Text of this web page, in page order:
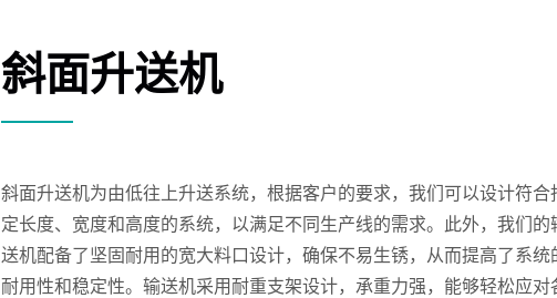
斜面升送机
斜面升送机为由低往上升送系统，根据客户的要求，我们可以设计符合
定长度、宽度和高度的系统，以满足不同生产线的需求。此外，我们的
送机配备了坚固耐用的宽大料口设计，确保不易生锈，从而提高了系统
耐用性和稳定性。输送机采用耐重支架设计，承重力强，能够轻松应对